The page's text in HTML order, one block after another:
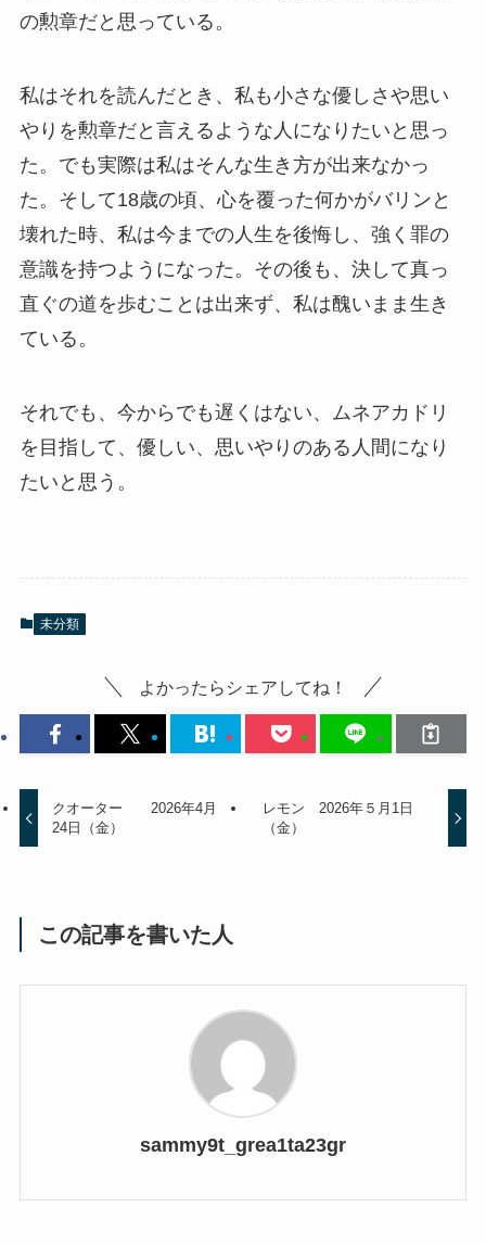
の勲章だと思っている。
私はそれを読んだとき、私も小さな優しさや思い
やりを勲章だと言えるような人になりたいと思っ
た。でも実際は私はそんな生き方が出来なかっ
た。そして18歳の頃、心を覆った何かがバリンと
壊れた時、私は今までの人生を後悔し、強く罪の
意識を持つようになった。その後も、決して真っ
直ぐの道を歩むことは出来ず、私は醜いまま生き
ている。
それでも、今からでも遅くはない、ムネアカドリ
を目指して、優しい、思いやりのある人間になり
たいと思う。
未分類
よかったらシェアしてね！
クオーター 2026年4月
24日（金）
レモン 2026年５月1日
（金）
この記事を書いた人
sammy9t_grea1ta23gr